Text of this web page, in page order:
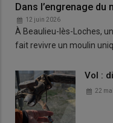
Dans l’engrenage
12 juin 2026
À Beaulieu-lès-Loches,
fait revivre un moulin
Vol :
22